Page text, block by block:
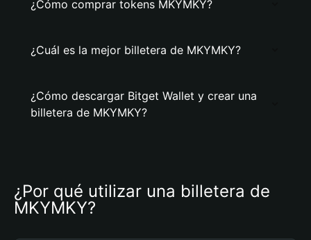
¿Cómo comprar tokens MKYMKY?
¿Cuál es la mejor billetera de MKYMKY?
¿Cómo descargar Bitget Wallet y crear una
billetera de MKYMKY?
¿Por qué utilizar una billetera de
MKYMKY?